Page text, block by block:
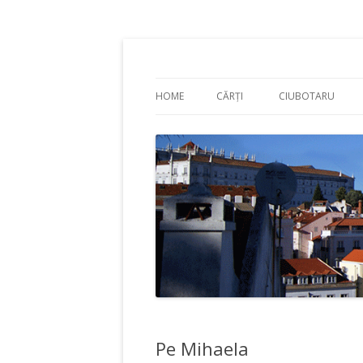
HOME CĂRȚI CIUBOTARU
Pe Mihaela